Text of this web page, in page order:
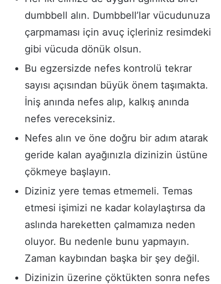
dumbbell alın. Dumbbell’lar vücudunuza
çarpmaması için avuç içleriniz resimdeki
gibi vücuda dönük olsun.
Bu egzersizde nefes kontrolü tekrar
sayısı açısından büyük önem taşımakta.
İniş anında nefes alıp, kalkış anında
nefes vereceksiniz.
Nefes alın ve öne doğru bir adım atarak
geride kalan ayağınızla dizinizin üstüne
çökmeye başlayın.
Diziniz yere temas etmemeli. Temas
etmesi işimizi ne kadar kolaylaştırsa da
aslında hareketten çalmamıza neden
oluyor. Bu nedenle bunu yapmayın.
Zaman kaybından başka bir şey değil.
Dizinizin üzerine çöktükten sonra nefes